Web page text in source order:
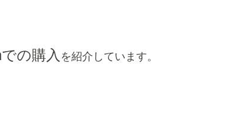
の購入 を紹介しています。